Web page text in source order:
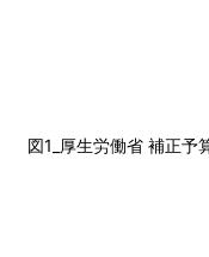
図1_厚生労働省 補正予